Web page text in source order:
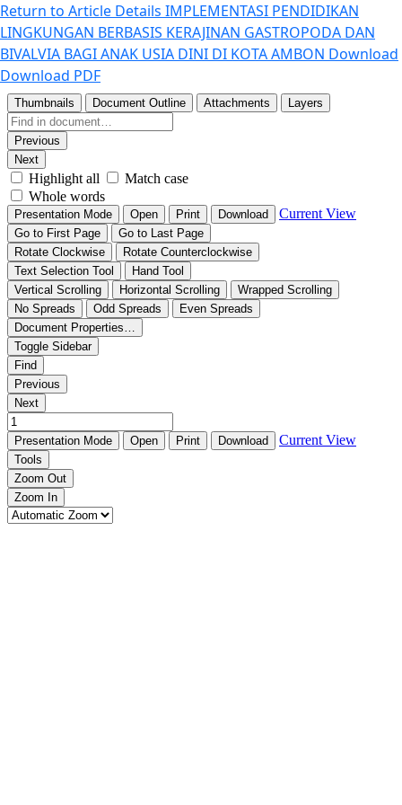
Return to Article Details IMPLEMENTASI PENDIDIKAN
LINGKUNGAN BERBASIS KERAJINAN GASTROPODA DAN
BIVALVIA BAGI ANAK USIA DINI DI KOTA AMBON Download
Download PDF